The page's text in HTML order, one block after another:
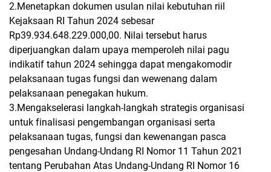
2.Menetapkan dokumen usulan nilai kebutuhan riil
Kejaksaan RI Tahun 2024 sebesar
Rp39.934.648.229.000,00. Nilai tersebut harus
diperjuangkan dalam upaya memperoleh nilai pagu
indikatif tahun 2024 sehingga dapat mengakomodir
pelaksanaan tugas fungsi dan wewenang dalam
pelaksanaan penegakan hukum.
3.Mengakselerasi langkah-langkah strategis organisasi
untuk finalisasi pengembangan organisasi serta
pelaksanaan tugas, fungsi dan kewenangan pasca
pengesahan Undang-Undang RI Nomor 11 Tahun 2021
tentang Perubahan Atas Undang-Undang RI Nomor 16